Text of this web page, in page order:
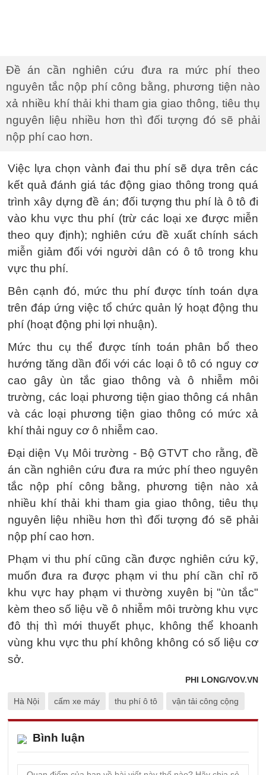
Đề án cần nghiên cứu đưa ra mức phí theo
nguyên tắc nộp phí công bằng, phương tiện nào
xả nhiều khí thải khi tham gia giao thông, tiêu thụ
nguyên liệu nhiều hơn thì đối tượng đó sẽ phải
nộp phí cao hơn.
Việc lựa chọn vành đai thu phí sẽ dựa trên các
kết quả đánh giá tác động giao thông trong quá
trình xây dựng đề án; đối tượng thu phí là ô tô đi
vào khu vực thu phí (trừ các loại xe được miễn
theo quy định); nghiên cứu đề xuất chính sách
miễn giảm đối với người dân có ô tô trong khu
vực thu phí.
Bên cạnh đó, mức thu phí được tính toán dựa
trên đáp ứng việc tổ chức quản lý hoạt động thu
phí (hoạt động phi lợi nhuận).
Mức thu cụ thể được tính toán phân bổ theo
hướng tăng dần đối với các loại ô tô có nguy cơ
cao gây ùn tắc giao thông và ô nhiễm môi
trường, các loại phương tiện giao thông cá nhân
và các loại phương tiện giao thông có mức xả
khí thải nguy cơ ô nhiễm cao.
Đại diện Vụ Môi trường - Bộ GTVT cho rằng, đề
án cần nghiên cứu đưa ra mức phí theo nguyên
tắc nộp phí công bằng, phương tiện nào xả
nhiều khí thải khi tham gia giao thông, tiêu thụ
nguyên liệu nhiều hơn thì đối tượng đó sẽ phải
nộp phí cao hơn.
Phạm vi thu phí cũng cần được nghiên cứu kỹ,
muốn đưa ra được phạm vi thu phí cần chỉ rõ
khu vực hay phạm vi thường xuyên bị "ùn tắc"
kèm theo số liệu về ô nhiễm môi trường khu vực
đô thị thì mới thuyết phục, không thể khoanh
vùng khu vực thu phí không không có số liệu cơ
sở.
PHI LONG/VOV.VN
Hà Nội cấm xe máy thu phí ô tô vận tải công cộng
Bình luận